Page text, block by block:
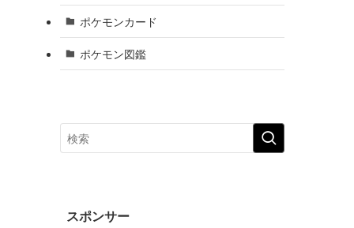
ポケモンカード
ポケモン図鑑
スポンサー